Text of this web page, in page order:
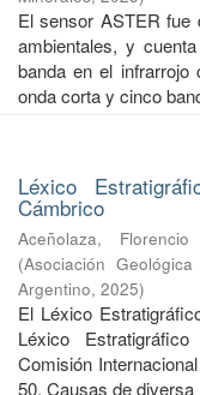
El sensor ASTER fue
ambientales, y
banda en el infrarrojo
onda corta y cinco
Léxico
Cámbrico
Aceñolaza,
(Asociación
Argentino, 2025)
El Léxico
Léxico
Comisión
50. Causas de diversa